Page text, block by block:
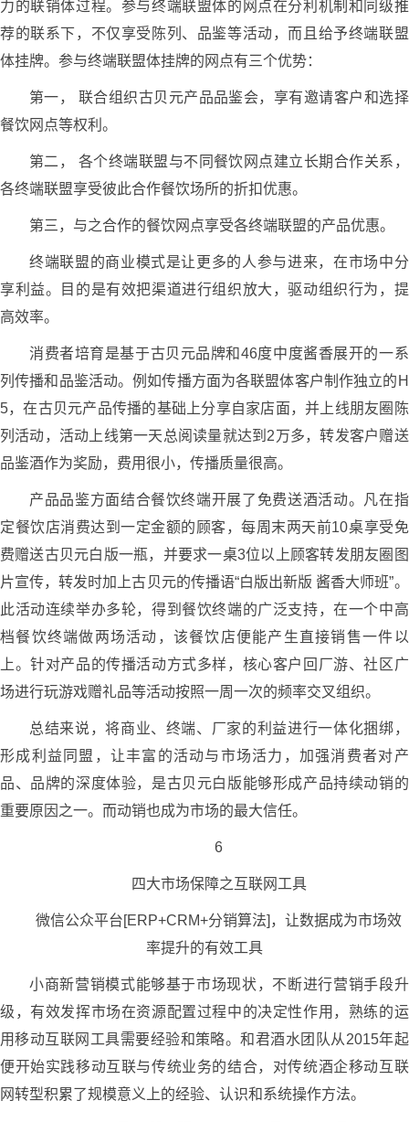
力的联销体过程。参与终端联盟体的网点在分利机制和同级推
荐的联系下，不仅享受陈列、品鉴等活动，而且给予终端联盟
体挂牌。参与终端联盟体挂牌的网点有三个优势：
第一， 联合组织古贝元产品品鉴会，享有邀请客户和选择
餐饮网点等权利。
第二， 各个终端联盟与不同餐饮网点建立长期合作关系，
各终端联盟享受彼此合作餐饮场所的折扣优惠。
第三，与之合作的餐饮网点享受各终端联盟的产品优惠。
终端联盟的商业模式是让更多的人参与进来，在市场中分
享利益。目的是有效把渠道进行组织放大，驱动组织行为，提
高效率。
消费者培育是基于古贝元品牌和46度中度酱香展开的一系
列传播和品鉴活动。例如传播方面为各联盟体客户制作独立的H
5，在古贝元产品传播的基础上分享自家店面，并上线朋友圈陈
列活动，活动上线第一天总阅读量就达到2万多，转发客户赠送
品鉴酒作为奖励，费用很小，传播质量很高。
产品品鉴方面结合餐饮终端开展了免费送酒活动。凡在指
定餐饮店消费达到一定金额的顾客，每周末两天前10桌享受免
费赠送古贝元白版一瓶，并要求一桌3位以上顾客转发朋友圈图
片宣传，转发时加上古贝元的传播语“白版出新版 酱香大师班”。
此活动连续举办多轮，得到餐饮终端的广泛支持，在一个中高
档餐饮终端做两场活动，该餐饮店便能产生直接销售一件以
上。针对产品的传播活动方式多样，核心客户回厂游、社区广
场进行玩游戏赠礼品等活动按照一周一次的频率交叉组织。
总结来说，将商业、终端、厂家的利益进行一体化捆绑，
形成利益同盟，让丰富的活动与市场活力，加强消费者对产
品、品牌的深度体验，是古贝元白版能够形成产品持续动销的
重要原因之一。而动销也成为市场的最大信任。
6
四大市场保障之互联网工具
微信公众平台[ERP+CRM+分销算法]，让数据成为市场效
率提升的有效工具
小商新营销模式能够基于市场现状，不断进行营销手段升
级，有效发挥市场在资源配置过程中的决定性作用，熟练的运
用移动互联网工具需要经验和策略。和君酒水团队从2015年起
便开始实践移动互联与传统业务的结合，对传统酒企移动互联
网转型积累了规模意义上的经验、认识和系统操作方法。